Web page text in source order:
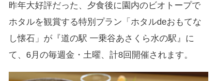
昨年大好評だった、夕食後に園内のビオトープで
ホタルを観賞する特別プラン「ホタルdeおもてな
し懐石」が『道の駅 一乗谷あさくら水の駅』に
て、6月の毎週金・土曜、計8回開催されます。